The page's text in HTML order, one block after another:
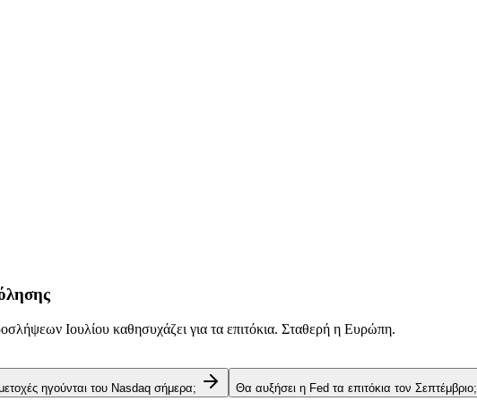
Ιουλίου καθησυχάζει για τα επιτόκια. Σταθερή η Ευρώπη.
ηγούνται του Nasdaq σήμερα; Θα αυξήσει η Fed τα επιτόκια τον Σεπτέμβριο;